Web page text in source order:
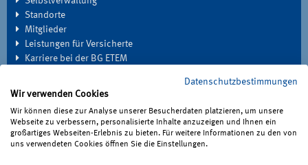
Standorte
Mitglieder
Leistungen für Versicherte
Karriere bei der BG ETEM
Medien
Haben Sie Fragen?
Datenschutzbestimmungen
Wir verwenden Cookies
Wir können diese zur Analyse unserer Besucherdaten platzieren, um unsere
Webseite zu verbessern, personalisierte Inhalte anzuzeigen und Ihnen ein
großartiges Webseiten-Erlebnis zu bieten. Für weitere Informationen zu den von
uns verwendeten Cookies öffnen Sie die Einstellungen.